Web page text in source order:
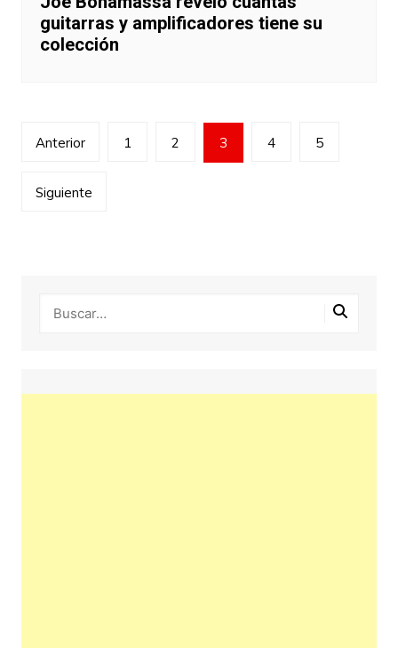
guitarras y amplificadores tiene su
colección
Paginación
entradas
Anterior 1 2 3 4 5
Siguiente